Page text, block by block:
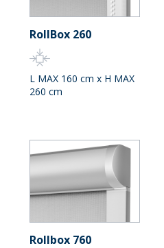
RollBox 260
L MAX 160 cm x H MAX
260 cm
Rollbox 760